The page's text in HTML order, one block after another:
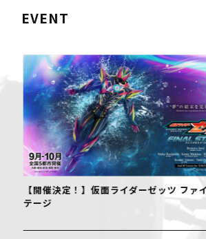
EVENT
【開催決定！】仮面ライダーゼッツ ファ
テージ